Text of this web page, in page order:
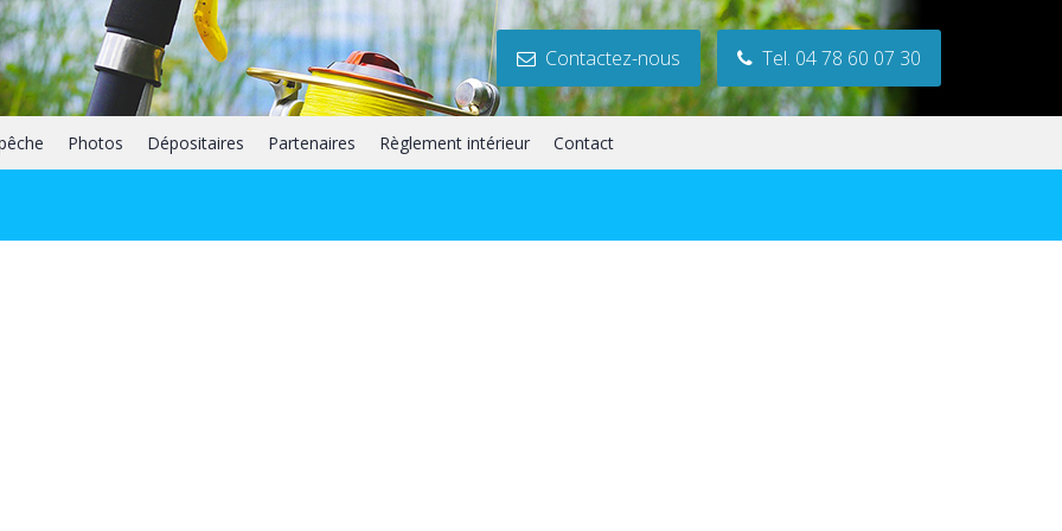
Contactez-nous Tel. 04 78 60 07 30
Photos Dépositaires Partenaires Règlement intérieur Contact